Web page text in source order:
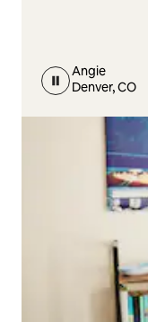
Angie
Denver, CO